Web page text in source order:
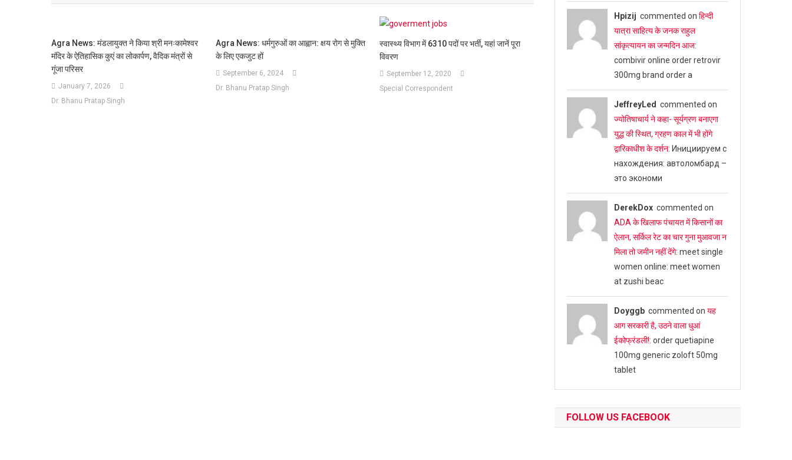
Agra News: मंडलायुक्त ने किया श्री मनःकामेश्वर
मंदिर के ऐतिहासिक कुएं का लोकार्पण, वैदिक मंत्रों से
गूंजा परिसर
January 7, 2026
Dr. Bhanu Pratap Singh
Agra News: धर्मगुरुओं का आह्वान: क्षय रोग से मुक्ति
के लिए एकजुट हों
September 6, 2024
Dr. Bhanu Pratap Singh
स्वास्थ्य विभाग में 6310 पदों पर भर्ती, यहां जानें पूरा
विवरण
September 12, 2020
Special Correspondent
Hpizij commented on हिन्दी
यात्रा साहित्य के जनक राहुल
सांकृत्यायन का जन्‍मदिन आज:
combivir online order retrovir
300mg brand order a
JeffreyLed commented on
ज्योतिषाचार्य ने कहा- सूर्यग्रण बनाएगा
युद्ध की स्थित, ग्रहण काल में भी होंगे
द्वारिकाधीश के दर्शन: Инициируем с
нахождения: автоломбард –
это экономи
DerekDoxcommented on
ADA के खिलाफ पंचायत में किसानों का
ऐलान, सर्किल रेट का चार गुना मुआवजा न
मिला तो जमीन नहीं देंगे: meet single
women online: meet women
at zushi beac
Doyggbcommented on यह
आग सरकारी है, उठने वाला धुआं
ईकोफ्रंडली!: order quetiapine
100mg generic zoloft 50mg
tablet
FOLLOW US FACEBOOK